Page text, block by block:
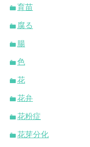
育苗
腐る
腸
色
花
花弁
花粉症
花芽分化